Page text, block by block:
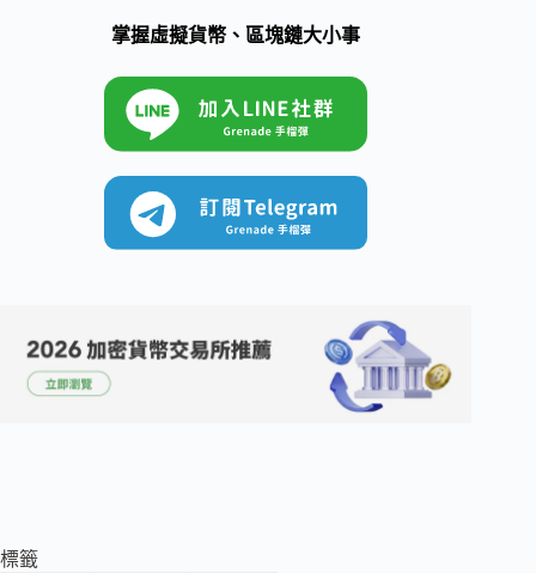
掌握虛擬貨幣、區塊鏈大小事
標籤